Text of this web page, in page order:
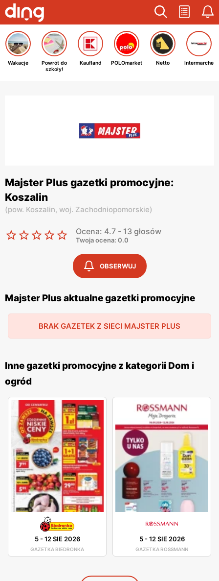
Wakacje
Powrót do
szkoły!
Kaufland POLOmarket Netto Intermarche
Majster Plus gazetki promocyjne:
Koszalin
(pow. Koszalin, woj. Zachodniopomorskie)
Ocena: 4.7 - 13 głosów
Twoja ocena: 0.0
OBSERWUJ
Majster Plus aktualne gazetki promocyjne
BRAK GAZETEK Z SIECI MAJSTER PLUS
Inne gazetki promocyjne z kategorii Dom i
ogród
5-12 SIE 2026
GAZETKA BIEDRONKA
5-12 SIE 2026
GAZETKA ROSSMANN